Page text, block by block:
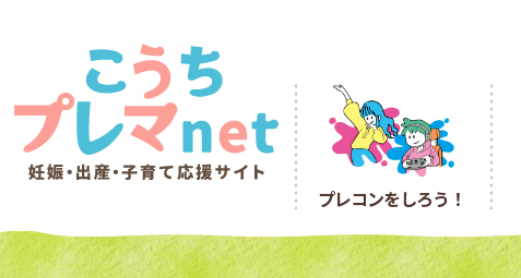
プレコンをしろう！